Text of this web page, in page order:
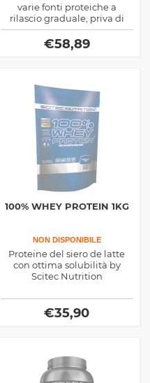
varie fonti proteiche a
rilascio graduale, priva di
Glutine e ricca in aminoacidi
essenziali, prodotta dalla
Musclepharm
€58,89
100% WHEY PROTEIN 1KG
NON DISPONIBILE
Proteine del siero de latte
con ottima solubilità by
Scitec Nutrition
€35,90